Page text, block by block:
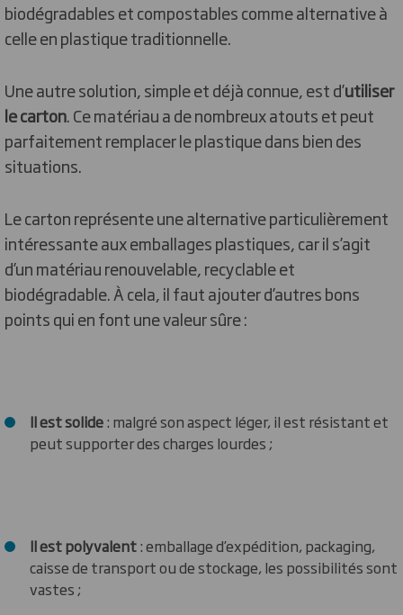
biodégradables et compostables comme alternative à
celle en plastique traditionnelle.
Une autre solution, simple et déjà connue, est d’utiliser
le carton. Ce matériau a de nombreux atouts et peut
parfaitement remplacer le plastique dans bien des
situations.
Le carton représente une alternative particulièrement
intéressante aux emballages plastiques, car il s’agit
d’un matériau renouvelable, recyclable et
biodégradable. À cela, il faut ajouter d’autres bons
points qui en font une valeur sûre :
Il est solide: malgré son aspect léger, il est résistant et
peut supporter des charges lourdes ;
Il est polyvalent: emballage d’expédition, packaging,
caisse de transport ou de stockage, les possibilités sont
vastes ;